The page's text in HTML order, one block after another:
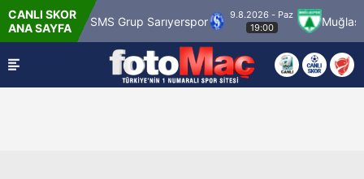
CANLI SKOR
ANA SAYFASMS Grup Sarıyerspor
9.8.2026 - Paz
19:00
Muğlaspor